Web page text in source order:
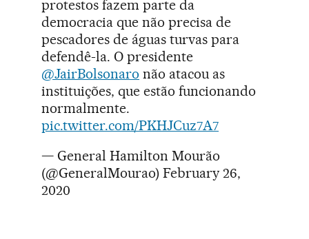
protestos fazem parte da
democracia que não precisa de
pescadores de águas turvas para
defendê-la. O presidente
@JairBolsonaro não atacou as
instituições, que estão funcionando
normalmente.
pic.twitter.com/PKHJCuz7A7
— General Hamilton Mourão
(@GeneralMourao) February 26,
2020